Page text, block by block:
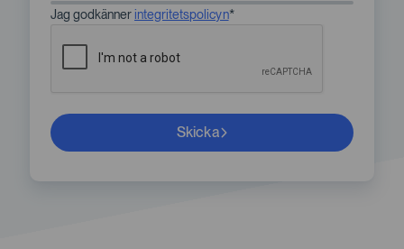
Jag godkännerintegritetspolicyn*
Skicka